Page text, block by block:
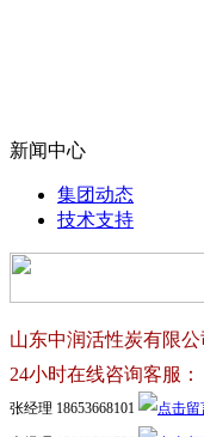
新闻中心
集团动态
技术支持
山东中润活性炭有限公
24小时在线咨询客服：
张经理 18653668101